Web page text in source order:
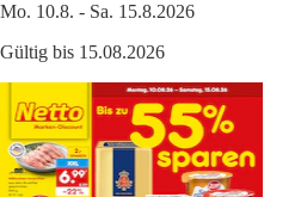
Mo. 10.8. - Sa. 15.8.2026
Gültig bis 15.08.2026